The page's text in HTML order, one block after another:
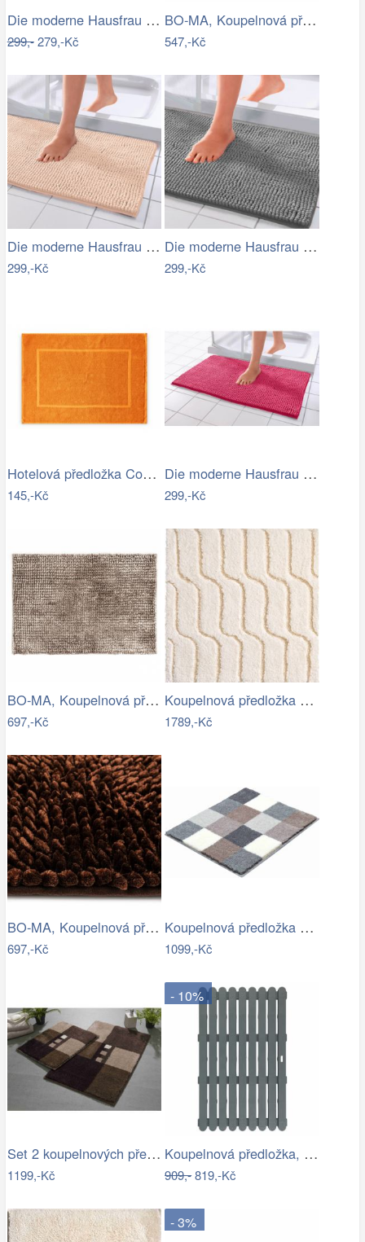
Die moderne Hausfrau Koupelnová…
299,-279,-Kč
BO-MA, Koupelnová předložka Ella micro…
547,-Kč
Die moderne Hausfrau Koupelnová…
299,-Kč
Die moderne Hausfrau Koupelnová…
299,-Kč
Hotelová předložka Comfort oranžová…
145,-Kč
Die moderne Hausfrau Koupelnová…
299,-Kč
BO-MA, Koupelnová předložka Ella micro…
697,-Kč
Koupelnová předložka VOGUE
1789,-Kč
BO-MA, Koupelnová předložka Ella micro…
697,-Kč
Koupelnová předložka BONA
1099,-Kč
Set 2 koupelnových předložek MERKUR
1199,-Kč
- 10%
Koupelnová předložka, 50 x 80 cm, šedá,…
909,-819,-Kč
- 3%